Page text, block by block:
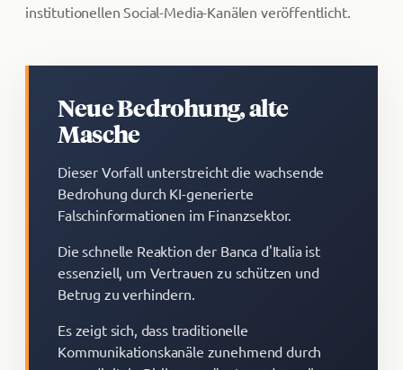
institutionellen Social-Media-Kanälen veröffentlicht.
Neue Bedrohung, alte
Masche
Dieser Vorfall unterstreicht die wachsende
Bedrohung durch KI-generierte
Falschinformationen im Finanzsektor.
Die schnelle Reaktion der Banca d'Italia ist
essenziell, um Vertrauen zu schützen und
Betrug zu verhindern.
Es zeigt sich, dass traditionelle
Kommunikationskanäle zunehmend durch